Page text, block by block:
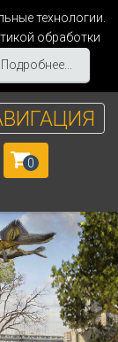
технологии.
обработки
Подробнее...
0